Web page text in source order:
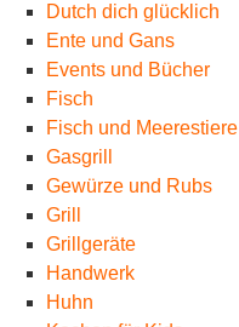
Dutch dich glücklich
Ente und Gans
Events und Bücher
Fisch
Fisch und Meerestiere
Gasgrill
Gewürze und Rubs
Grill
Grillgeräte
Handwerk
Huhn